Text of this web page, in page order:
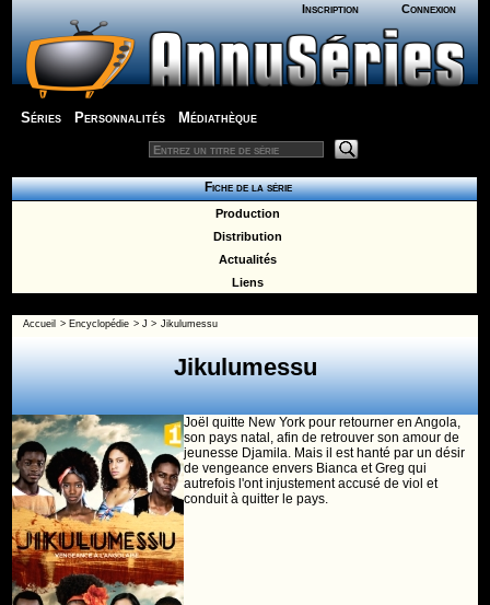
Inscription Connexion
Séries Personnalités Médiathèque
Fiche de la série
Production
Distribution
Actualités
Liens
Accueil > Encyclopédie >J > Jikulumessu
Jikulumessu
Joël quitte New York pour retourner en Angola,
son pays natal, afin de retrouver son amour de
jeunesse Djamila. Mais il est hanté par un désir
de vengeance envers Bianca et Greg qui
autrefois l'ont injustement accusé de viol et
conduit à quitter le pays.